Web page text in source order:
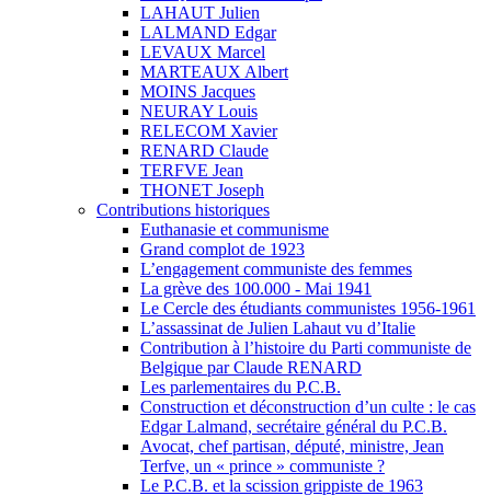
LAHAUT Julien
LALMAND Edgar
LEVAUX Marcel
MARTEAUX Albert
MOINS Jacques
NEURAY Louis
RELECOM Xavier
RENARD Claude
TERFVE Jean
THONET Joseph
Contributions historiques
Euthanasie et communisme
Grand complot de 1923
L’engagement communiste des femmes
La grève des 100.000 - Mai 1941
Le Cercle des étudiants communistes 1956-1961
L’assassinat de Julien Lahaut vu d’Italie
Contribution à l’histoire du Parti communiste de
Belgique par Claude RENARD
Les parlementaires du P.C.B.
Construction et déconstruction d’un culte : le cas
Edgar Lalmand, secrétaire général du P.C.B.
Avocat, chef partisan, député, ministre, Jean
Terfve, un « prince » communiste ?
Le P.C.B. et la scission grippiste de 1963